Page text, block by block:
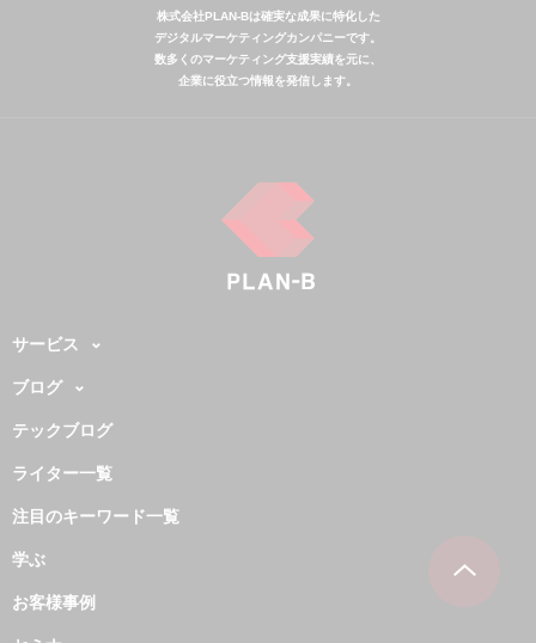
株式会社PLAN-Bは確実な成果に特化した
デジタルマーケティングカンパニーです。
数多くのマーケティング支援実績を元に、
企業に役立つ情報を発信します。
サービス
ブログ
テックブログ
ライター一覧
注目のキーワード一覧
学ぶ
お客様事例